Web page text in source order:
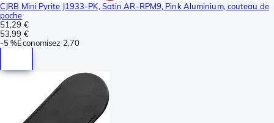
CJRB Mini Pyrite J1933-PK, Satin AR-RPM9, Pink Aluminium, couteau de
poche
51,29 €
53,99 €
-5 %Économisez 2,70